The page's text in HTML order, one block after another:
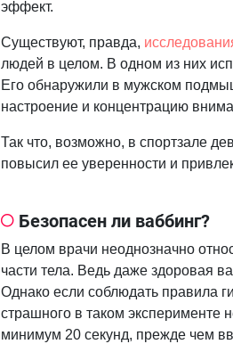
эффект.
Существуют, правда,
людей в целом. В одном из них
Его обнаружили в мужском
настроение и концентрацию
Так что, возможно, в спортзале
повысил ее уверенности и
Безопасен ли ваббинг?
В целом врачи неоднозначно
части тела. Ведь даже здоровая
Однако если соблюдать правила
страшного в таком эксперименте
минимум 20 секунд, прежде чем